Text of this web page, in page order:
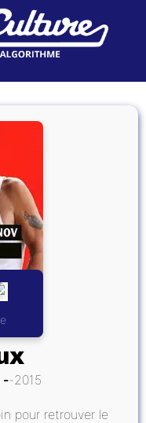
2015
pour retrouver le